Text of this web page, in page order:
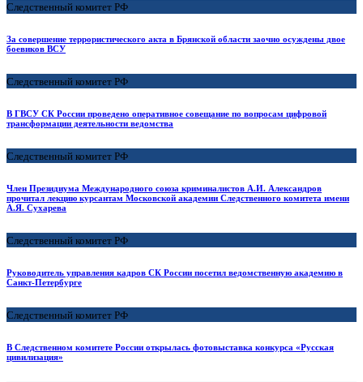
Следственный комитет РФ
За совершение террористического акта в Брянской области заочно осуждены двое
боевиков ВСУ
Следственный комитет РФ
В ГВСУ СК России проведено оперативное совещание по вопросам цифровой
трансформации деятельности ведомства
Следственный комитет РФ
Член Президиума Международного союза криминалистов А.И. Александров
прочитал лекцию курсантам Московской академии Следственного комитета имени
А.Я. Сухарева
Следственный комитет РФ
Руководитель управления кадров СК России посетил ведомственную академию в
Санкт-Петербурге
Следственный комитет РФ
В Следственном комитете России открылась фотовыставка конкурса «Русская
цивилизация»